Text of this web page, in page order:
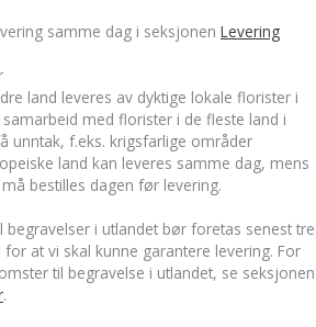
samme dag i seksjonen Levering
land leveres av dyktige lokale florister i
med florister i de fleste land i
unntak, f.eks. krigsfarlige områder
land kan leveres samme dag, mens
bestilles dagen før levering.
begravelser i utlandet bør foretas senest tre
at vi skal kunne garantere levering. For
til begravelse i utlandet, se seksjonen
.